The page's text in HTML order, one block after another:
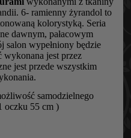
6- ramienny żyrandol to
kolorystyką. Seria
dawnym, pałacowym
salon wypełniony będzie
wykonana jest przez
jest przede wszystkim
samodzielnego
oczku 55 cm )